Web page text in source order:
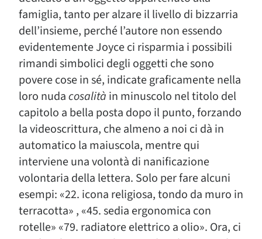
famiglia, tanto per alzare il livello di bizzarria
dell’insieme, perché l’autore non essendo
evidentemente Joyce ci risparmia i possibili
rimandi simbolici degli oggetti che sono
povere cose in sé, indicate graficamente nella
loro nudacosalità in minuscolo nel titolo del
capitolo a bella posta dopo il punto, forzando
la videoscrittura, che almeno a noi ci dà in
automatico la maiuscola, mentre qui
interviene una volontà di nanificazione
volontaria della lettera. Solo per fare alcuni
esempi: «22. icona religiosa, tondo da muro in
terracotta» , «45. sedia ergonomica con
rotelle» «79. radiatore elettrico a olio». Ora, ci